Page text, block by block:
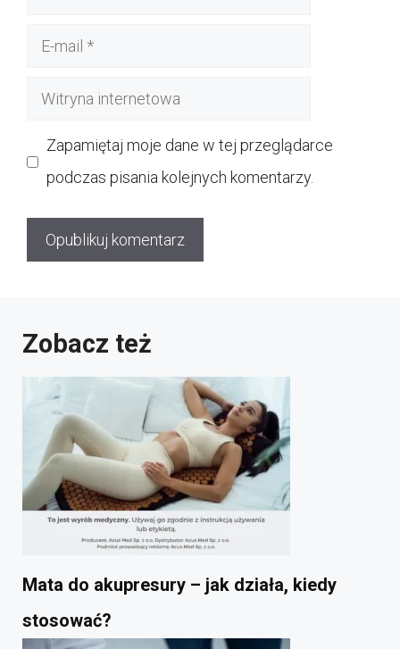
Witryna
Zapamiętaj moje dane w tej przeglądarce
podczas pisania kolejnych komentarzy.
Zobacz też
Mata do akupresury – jak działa, kiedy
stosować?